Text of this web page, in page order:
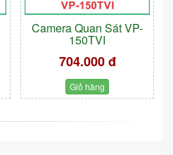
Camera Quan Sát VP-
150TVI
704.000 đ
Giỏ hàng